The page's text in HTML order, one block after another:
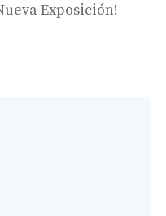
Exposición!